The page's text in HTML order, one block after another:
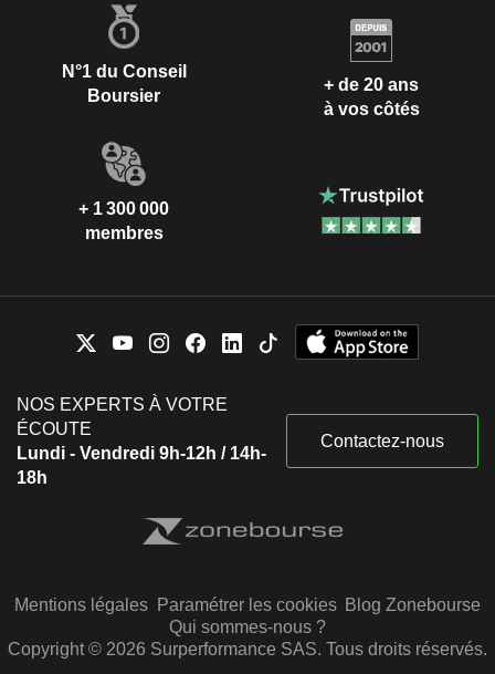
N°1 du Conseil
Boursier
+ de 20 ans
à vos côtés
+ 1 300 000
membres
NOS EXPERTS À VOTRE
ÉCOUTE
Lundi - Vendredi 9h-12h / 14h-
18h
Contactez-nous
Mentions légales Paramétrer les cookies Blog Zonebourse
Qui sommes-nous ?
Copyright © 2026 Surperformance SAS. Tous droits réservés.